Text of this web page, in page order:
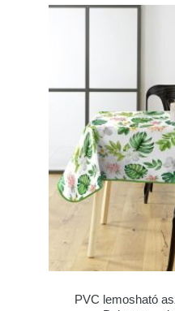
PVC lemosható